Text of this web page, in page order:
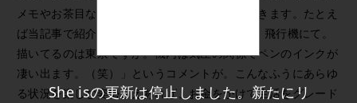
She isの更新は停止しました。新たにリ
メモやお茶目な裏話をあわせて楽しむことができます。たとえ
ば当記事で紹介した画像の3枚目には、「珍しく飛行機にて。
描いてるのは東京ですが。機内は気圧の関係でペンのインクが
凄い出ます。（笑）」というコメントが。こんなふうにあらゆ
る状況を楽しむ姿勢さえあれば、お金をかけて生活をグレード